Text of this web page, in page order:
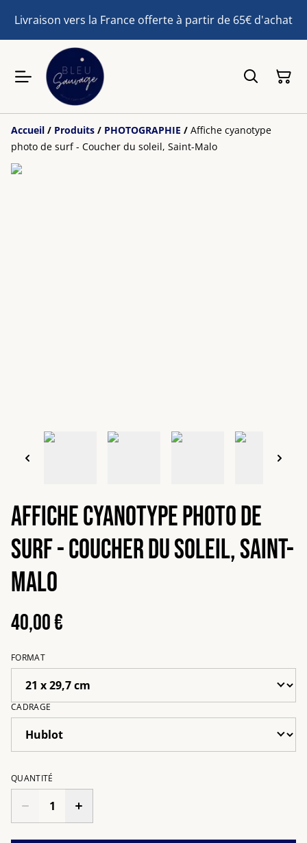
Livraison vers la France offerte à partir de 65€ d'achat
Accueil / Produits / PHOTOGRAPHIE / Affiche cyanotype
photo de surf - Coucher du soleil, Saint-Malo
Affiche cyanotype photo de
surf - Coucher du soleil, Saint-
Malo
40,00 €
FORMAT
CADRAGE
QUANTITÉ